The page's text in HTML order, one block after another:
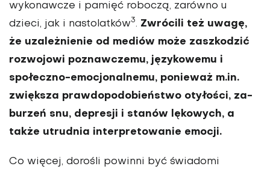
wykonawcze i pamięć roboczą, zarówno u
dzieci, jak i nastolatków3. Zwrócili też uwagę,
że uzależnienie od mediów może zaszkodzić
rozwojowi poznawczemu, językowemu i
społeczno­-emocjonalnemu, ponieważ m.in.
zwięk­sza prawdopodobieństwo otyłości, za­
burzeń snu, depresji i stanów lękowych, a
także utrudnia interpretowanie emocji.
Co więcej, dorośli powinni być świa­domi